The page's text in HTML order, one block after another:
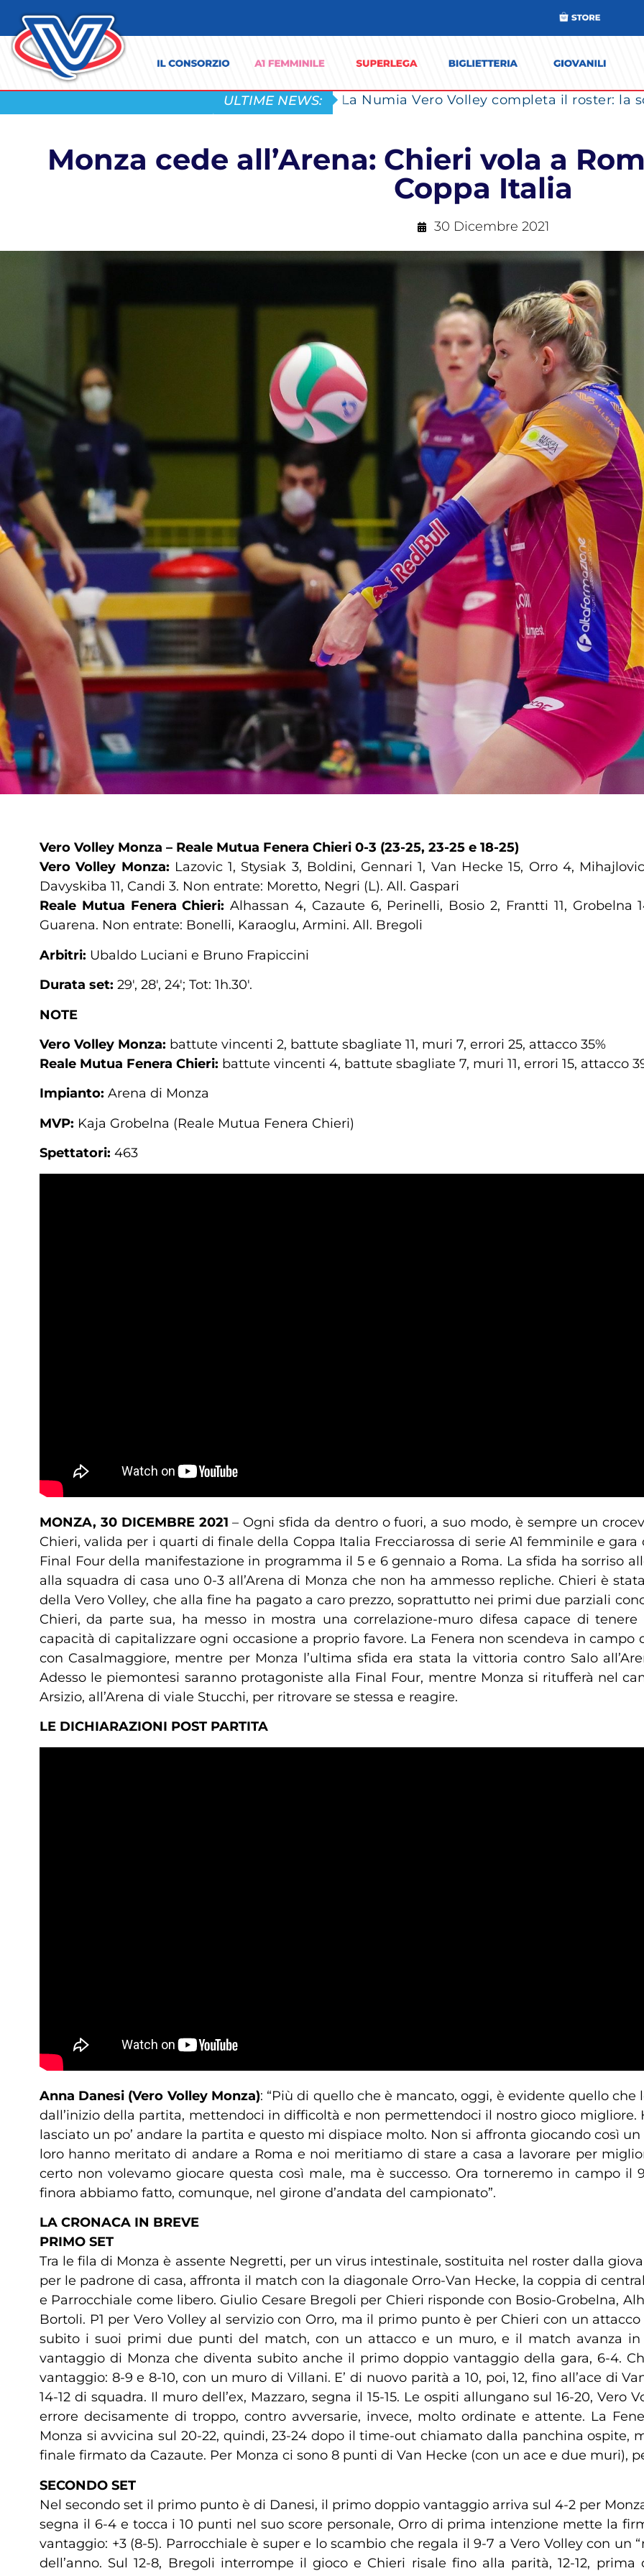
ULTIME NEWS:
Monza cede all’Arena: Chieri vola a
Coppa Italia
30 Dicembre 2021
Vero Volley Monza – Reale Mutua Fenera Chieri 0-3 (23-25, 23-25 e 18-25)
Vero Volley Monza: Lazovic 1, Stysiak 3, Boldini, Gennari 1, Van Hecke 15, Orro 4,
Davyskiba 11, Candi 3. Non entrate: Moretto, Negri (L). All. Gaspari
Reale Mutua Fenera Chieri: Alhassan 4, Cazaute 6, Perinelli, Bosio 2, Frantti 11, Grobelna
Guarena. Non entrate: Bonelli, Karaoglu, Armini. All. Bregoli
Arbitri: Ubaldo Luciani e Bruno Frapiccini
Durata set: 29′, 28′, 24′; Tot: 1h.30′.
NOTE
Vero Volley Monza: battute vincenti 2, battute sbagliate 11, muri 7, errori 25, attacco 35%
Reale Mutua Fenera Chieri: battute vincenti 4, battute sbagliate 7, muri 11, errori 15, attacco
Impianto: Arena di Monza
MVP: Kaja Grobelna (Reale Mutua Fenera Chieri)
Spettatori: 463
MONZA, 30 DICEMBRE 2021 – Ogni sfida da dentro o fuori, a suo modo, è sempre un
Chieri, valida per i quarti di finale della Coppa Italia Frecciarossa di serie A1 femminile e
Final Four della manifestazione in programma il 5 e 6 gennaio a Roma. La sfida ha sorriso
alla squadra di casa uno 0-3 all’Arena di Monza che non ha ammesso repliche. Chieri è
della Vero Volley, che alla fine ha pagato a caro prezzo, soprattutto nei primi due parziali
Chieri, da parte sua, ha messo in mostra una correlazione-muro difesa capace di
capacità di capitalizzare ogni occasione a proprio favore. La Fenera non scendeva in campo
con Casalmaggiore, mentre per Monza l’ultima sfida era stata la vittoria contro Salo
Adesso le piemontesi saranno protagoniste alla Final Four, mentre Monza si ritufferà nel
Arsizio, all’Arena di viale Stucchi, per ritrovare se stessa e reagire.
LE DICHIARAZIONI POST PARTITA
Anna Danesi (Vero Volley Monza): “Più di quello che è mancato, oggi, è evidente quello
dall’inizio della partita, mettendoci in difficoltà e non permettendoci il nostro gioco
lasciato un po’ andare la partita e questo mi dispiace molto. Non si affronta giocando così
loro hanno meritato di andare a Roma e noi meritiamo di stare a casa a lavorare per
certo non volevamo giocare questa così male, ma è successo. Ora torneremo in campo
finora abbiamo fatto, comunque, nel girone d’andata del campionato”.
LA CRONACA IN BREVE
PRIMO SET
Tra le fila di Monza è assente Negretti, per un virus intestinale, sostituita nel roster dalla
per le padrone di casa, affronta il match con la diagonale Orro-Van Hecke, la coppia di
e Parrocchiale come libero. Giulio Cesare Bregoli per Chieri risponde con Bosio-Grobelna,
Bortoli. P1 per Vero Volley al servizio con Orro, ma il primo punto è per Chieri con un
subito i suoi primi due punti del match, con un attacco e un muro, e il match avanza in
vantaggio di Monza che diventa subito anche il primo doppio vantaggio della gara, 6-4.
vantaggio: 8-9 e 8-10, con un muro di Villani. E’ di nuovo parità a 10, poi, 12, fino all’ace di
14-12 di squadra. Il muro dell’ex, Mazzaro, segna il 15-15. Le ospiti allungano sul 16-20,
errore decisamente di troppo, contro avversarie, invece, molto ordinate e attente. La
Monza si avvicina sul 20-22, quindi, 23-24 dopo il time-out chiamato dalla panchina ospite,
finale firmato da Cazaute. Per Monza ci sono 8 punti di Van Hecke (con un ace e due muri),
SECONDO SET
Nel secondo set il primo punto è di Danesi, il primo doppio vantaggio arriva sul 4-2 per
segna il 6-4 e tocca i 10 punti nel suo score personale, Orro di prima intenzione mette la
vantaggio: +3 (8-5). Parrocchiale è super e lo scambio che regala il 9-7 a Vero Volley con un
dell’anno. Sul 12-8, Bregoli interrompe il gioco e Chieri risale fino alla parità, 12-12,